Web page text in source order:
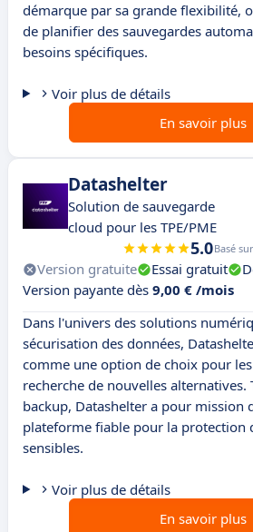
démarque par sa grande flexibilité,
de planifier des sauvegardes
besoins spécifiques.
Voir plus de détails
En savoir plus
Datashelter
Solution de sauvegarde
cloud pour les TPE/PME
5.0Basé sur
Version gratuite Essai gratuit
Version payante dès 9,00 € /mois
Dans l'univers des solutions
sécurisation des données,
comme une option de choix pour
recherche de nouvelles
backup, Datashelter a pour mission
plateforme fiable pour la protection
sensibles.
Voir plus de détails
En savoir plus